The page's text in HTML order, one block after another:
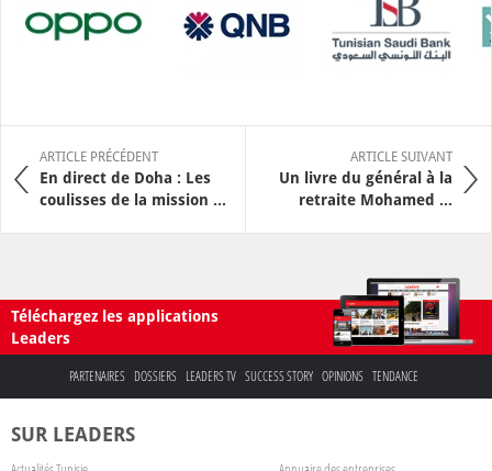
ARTICLE PRÉCÉDENT
En direct de Doha : Les
coulisses de la mission ...
ARTICLE SUIVANT
Un livre du général à la
retraite Mohamed ...
Téléchargez les applications
Leaders
PARTENAIRES DOSSIERS LEADERS TV SUCCESS STORY OPINIONS TENDANCE
SUR LEADERS